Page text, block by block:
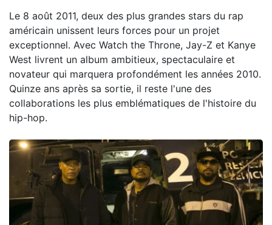
Le 8 août 2011, deux des plus grandes stars du rap
américain unissent leurs forces pour un projet
exceptionnel. Avec Watch the Throne, Jay-Z et Kanye
West livrent un album ambitieux, spectaculaire et
novateur qui marquera profondément les années 2010.
Quinze ans après sa sortie, il reste l'une des
collaborations les plus emblématiques de l'histoire du
hip-hop.